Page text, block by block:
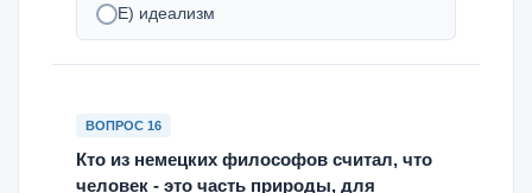
E) идеализм
ВОПРОС 16
Кто из немецких философов считал, что
человек - это часть природы, для